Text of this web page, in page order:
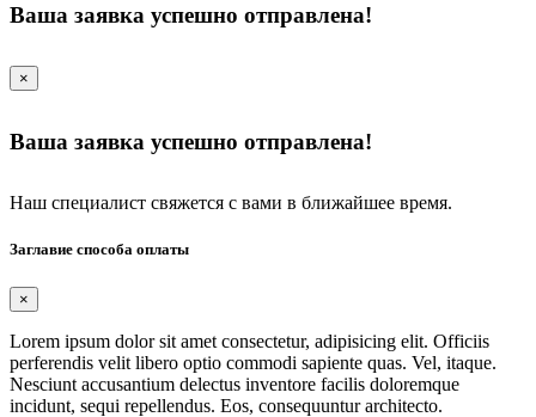
Ваша заявка успешно отправлена!
×
Ваша заявка успешно отправлена!
Наш специалист свяжется с вами в ближайшее время.
Заглавие способа оплаты
×
Lorem ipsum dolor sit amet consectetur, adipisicing elit. Officiis
perferendis velit libero optio commodi sapiente quas. Vel, itaque.
Nesciunt accusantium delectus inventore facilis doloremque
incidunt, sequi repellendus. Eos, consequuntur architecto.